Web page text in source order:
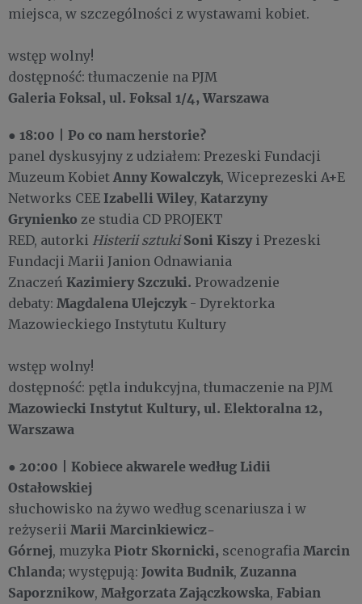
miejsca, w szczególności z wystawami kobiet.
wstęp wolny!
dostępność: tłumaczenie na PJM
Galeria Foksal, ul. Foksal 1/4, Warszawa
● 18:00 Po co nam herstorie?
panel dyskusyjny z udziałem: Prezeski Fundacji
Muzeum KobietAnny Kowalczyk, Wiceprezeski A+E
Networks CEE Izabelli Wiley, Katarzyny
Grynienko ze studia CD PROJEKT
RED, autorki Histerii sztukiSoni Kiszy i Prezeski
Fundacji Marii Janion Odnawiania
Znaczeń Kazimiery Szczuki. Prowadzenie
debaty: Magdalena Ulejczyk - Dyrektorka
Mazowieckiego Instytutu Kultury
wstęp wolny!
dostępność: pętla indukcyjna, tłumaczenie na PJM
Mazowiecki Instytut Kultury, ul. Elektoralna 12,
Warszawa
● 20:00
Kobiece akwarele według Lidii
Ostałowskiej
słuchowisko na żywo według scenariusza i w
reżyserii Marii Marcinkiewicz-
Górnej, muzyka Piotr Skornicki, scenografia Marcin
Chlanda; występują: Jowita Budnik, Zuzanna
Saporznikow, Małgorzata Zajączkowska, Fabian